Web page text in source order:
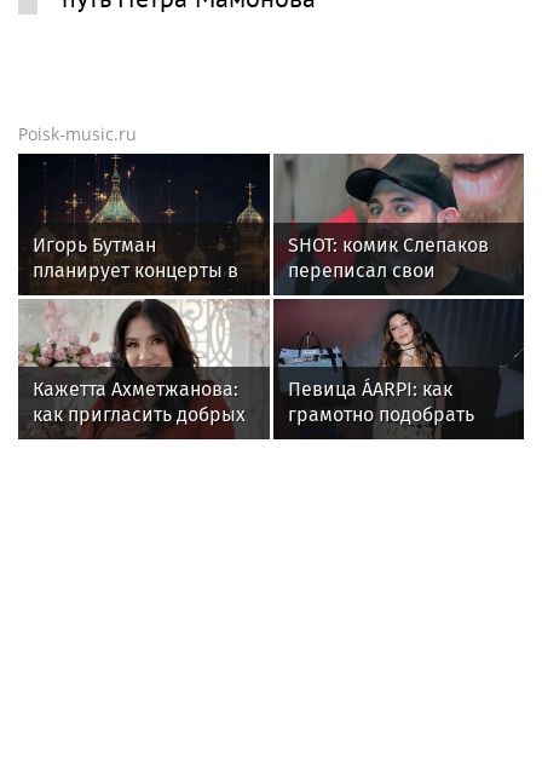
Петр Мамонов в новостях
"Четыре жизни Петра Мамонова"
покажут в кино